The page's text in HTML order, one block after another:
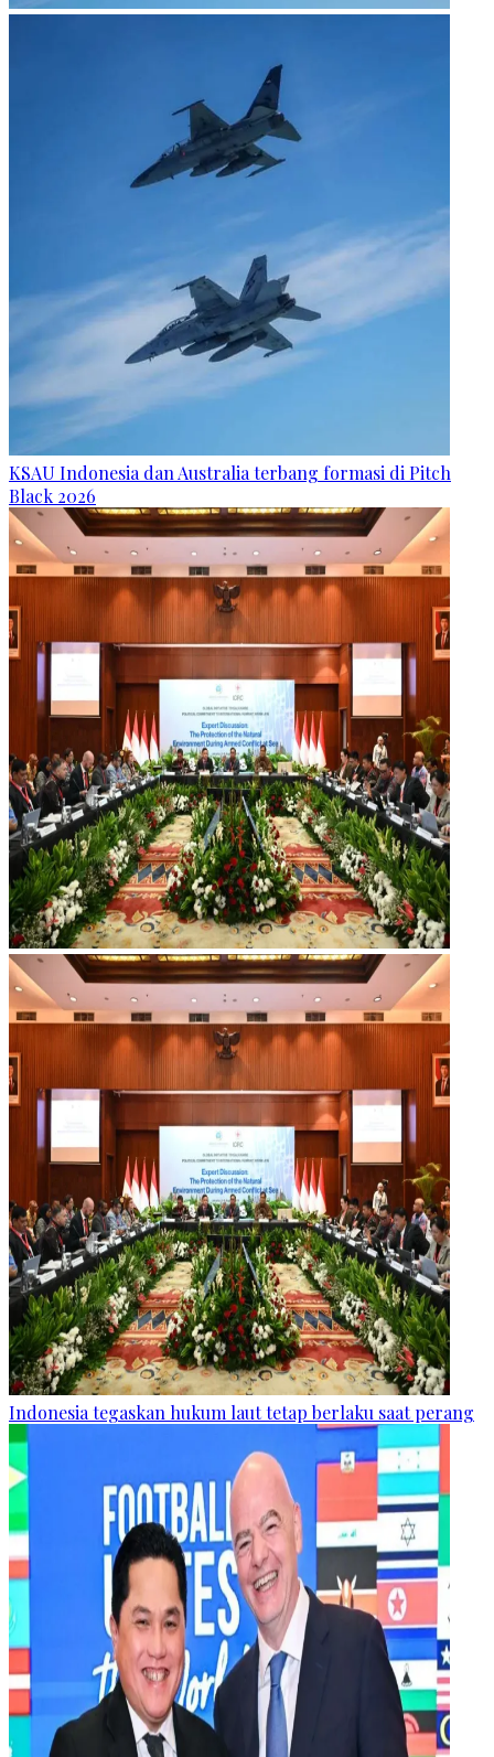
KSAU Indonesia dan Australia terbang formasi di Pitch
Black 2026
Indonesia tegaskan hukum laut tetap berlaku saat perang